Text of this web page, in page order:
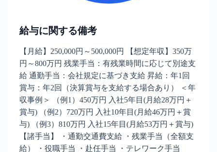
給与に関する備考
【月給】250,000円～500,000円 【想定年収】350万
円～800万円 残業手当：有残業時間に応じて別途支
給 通勤手当：会社規定に基づき支給 昇給：年1回
賞与：年2回（決算賞与を支給する場合あり） ＜年
収事例＞ （例1）450万円 入社5年目(月給28万円＋
賞与) （例2）720万円 入社10年目(月給46万円＋賞
与) （例3）810万円 入社15年目(月給53万円＋賞与)
【諸手当】 ・通勤交通費支給 ・残業手当（全額支
給） ・役職手当 ・赴任手当 ・テレワーク手当